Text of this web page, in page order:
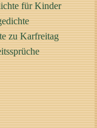
für Kinder
zu Karfreitag